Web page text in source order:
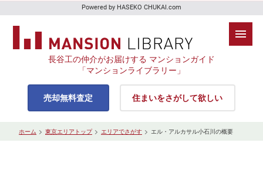
Powered by HASEKO CHUKAI.com
長谷工の仲介がお届けする マンションガイド
「マンションライブラリー」
売却無料査定 住まいをさがして欲しい
ホーム 東京エリアトップ エリアでさがす エル・アルカサル小石川の概要